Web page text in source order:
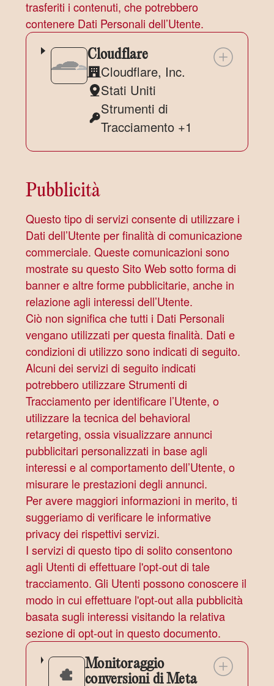
trasferiti i contenuti, che potrebbero
contenere Dati Personali dell’Utente.
Cloudflare
Azienda:
Cloudflare, Inc.
Luogo
del
trattamento:
Stati Uniti
Dati
Strumenti di
Tracciamento +1
Pubblicità
Questo tipo di servizi consente di utilizzare i
Dati dell’Utente per finalità di comunicazione
commerciale. Queste comunicazioni sono
mostrate su questo Sito Web sotto forma di
banner e altre forme pubblicitarie, anche in
relazione agli interessi dell’Utente.
Ciò non significa che tutti i Dati Personali
vengano utilizzati per questa finalità. Dati e
condizioni di utilizzo sono indicati di seguito.
Alcuni dei servizi di seguito indicati
potrebbero utilizzare Strumenti di
Tracciamento per identificare l’Utente, o
utilizzare la tecnica del behavioral
retargeting, ossia visualizzare annunci
pubblicitari personalizzati in base agli
interessi e al comportamento dell’Utente, o
misurare le prestazioni degli annunci.
Per avere maggiori informazioni in merito, ti
suggeriamo di verificare le informative
privacy dei rispettivi servizi.
I servizi di questo tipo di solito consentono
agli Utenti di effettuare l'opt-out di tale
tracciamento. Gli Utenti possono conoscere il
modo in cui effettuare l'opt-out alla pubblicità
basata sugli interessi visitando la relativa
sezione di opt-out in questo documento.
Monitoraggio
conversioni di Meta